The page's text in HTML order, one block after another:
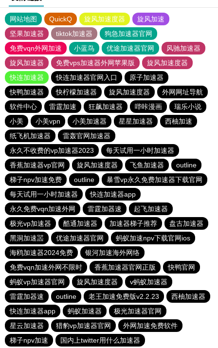
网站地图 QuickQ 旋风加速度器
旋风加速
坚果加速器
tiktok加速器
狗急加速器官网
免费vqn外网加速
小蓝鸟 优途加速器官网
风驰加速器
旋风加速器
免费vps加速器外网苹果版
旋风加速度器
快连加速器
快连加速器官网入口
原子加速器
快鸭加速器
快柠檬加速器 旋风加速度器
外网网址导航
软件中心
雷霆加速 狂飙加速器 哔咔漫画
瑞乐小说
小美
小美vpn 小美加速器 星星加速器
西柚加速
纸飞机加速器
雷轰官网加速器
永久不收费的vp加速器2023
每天试用一小时加速器
香蕉加速器vp官网
旋风加速度器 飞鱼加速器
outline
梯子npv加速免费
outline
暴雪vp永久免费加速器下载官网
每天试用一小时加速器
快连加速器app
永久免费vqn加速外网
雷霆加器速
起飞加速器
极光vp加速器
酷通加速器 加速器梯子推荐
盘古加速器
黑洞加速噐
优途加速器官网
蚂蚁加速npv下载官网ios
海鸥加速器2024免费
银河加速海外网络
免费vqn加速外网不限时
香蕉加速器官网正版
快鸭官网
蚂蚁vp加速器官网
旋风加速度器
v蚂蚁加速器
雷霆加器速
outline 老王加速免费版v2.2.23
西柚加速器
快连加速器app
蚂蚁加速器
极光加速器官网
星云加速器
猎豹vp加速器官网
外网加速免费软件
梯子npv加速
国内上twitter用什么加速器